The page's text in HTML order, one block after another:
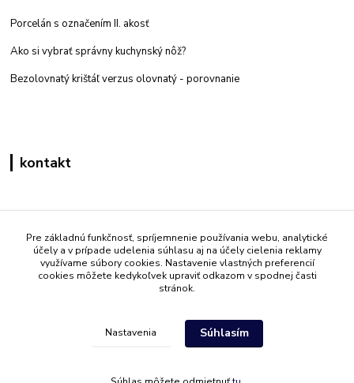
Porcelán s označením II. akosť
Ako si vybrať správny kuchynský nôž?
Bezolovnatý krištáľ verzus olovnatý - porovnanie
kontakt
+421 908 861 051
(Po - Pia 7:30-15:30)
info@mati.sk
Pre základnú funkčnosť, spríjemnenie používania webu, analytické
účely a v prípade udelenia súhlasu aj na účely cielenia reklamy
využívame súbory cookies. Nastavenie vlastných preferencií
cookies môžete kedykoľvek upraviť odkazom v spodnej časti
stránok.
Nastavenia Súhlasím